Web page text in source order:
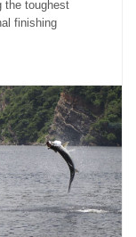
the toughest
finishing